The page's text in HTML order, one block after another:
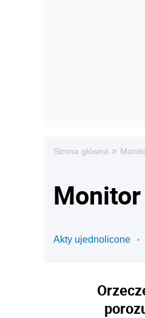
Strona główna »
Akty ujednolicone